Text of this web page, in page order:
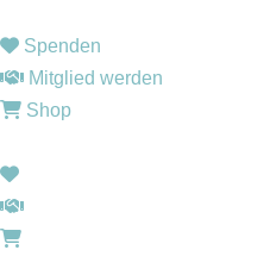
Spenden
Mitglied werden
Shop